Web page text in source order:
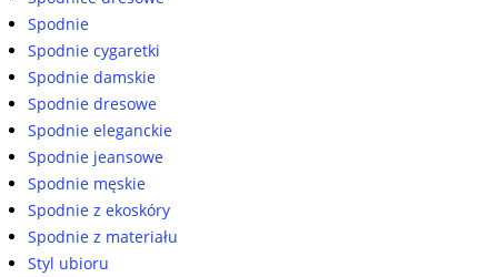
Spodnie
Spodnie cygaretki
Spodnie damskie
Spodnie dresowe
Spodnie eleganckie
Spodnie jeansowe
Spodnie męskie
Spodnie z ekoskóry
Spodnie z materiału
Styl ubioru